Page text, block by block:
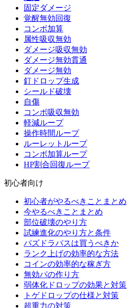
固定ダメージ
覚醒無効回復
コンボ加算
属性吸収無効
ダメージ吸収無効
ダメージ無効貫通
ダメージ無効
釘ドロップ生成
シールド破壊
自傷
コンボ吸収無効
軽減ループ
操作時間ループ
ルーレットループ
コンボ加算ループ
HP割合回復ループ
初心者向け
初心者がやるべきことまとめ
今やるべきことまとめ
部位破壊のやり方
試練進化のやり方と条件
パズドラパスは買うべきか
ランク上げの効率的な方法
コインの効率的な稼ぎ方
無効パの作り方
弱体化ドロップの効果と対策
トゲドロップの仕様と対策
超重力の対策